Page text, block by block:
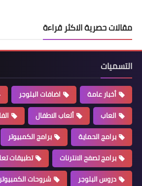
مقالات حصرية الاكثر قراءة
التسميات
أخبار عامة اضافات البلوجر
العاب
ألعاب الاطفال
برامج الحماية
برامج الكمبيوتر
برامج تصفح الانترنات
تطبيقات
دروس البلوجر
شروحات